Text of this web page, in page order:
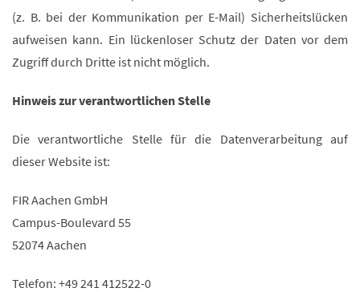
(z. B. bei der Kommunikation per E-Mail) Sicherheitslücken
aufweisen kann. Ein lückenloser Schutz der Daten vor dem
Zugriff durch Dritte ist nicht möglich.
Hinweis zur verantwortlichen Stelle
Die verantwortliche Stelle für die Datenverarbeitung auf
dieser Website ist:
FIR Aachen GmbH
Campus-Boulevard 55
52074 Aachen
Telefon: +49 241 412522-0